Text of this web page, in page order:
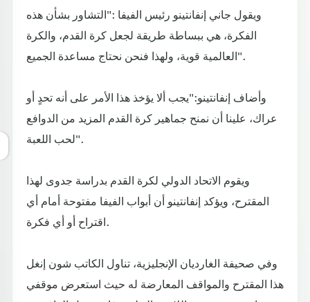
ويقول جاني إنفانتينو رئيس الفيفا :"التشاور بشأن هذه
الفكرة، هي ببساطة طريقة لجعل كرة القدم، والكرة
العالمية قوية، ولهذا فنحن نحتاج مساعدة الجميع".
وأضاف إنفانتينو:"يجب ألا يؤخذ هذا الأمر على أنه تحدٍ أو
عراك، علينا أن نمنح جماهير كرة القدم المزيد من الدوافع
لحب اللعبة".
ويقوم الاتحاد الدولي لكرة القدم بدراسة جدوى لهذا
المقترح، ويؤكد إنفانتينو أن أبواب الفيفا مفتوحة أمام أي
اقتراح أو أي فكرة.
وفي صحيفة الغارديان الإنجليزية، تناول الكاتب شون إنغل
هذا المقترح والمواقف المعارضة له حيث استعرض موقفي